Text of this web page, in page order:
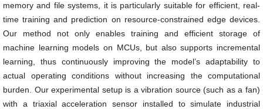
memory and file systems, it is particularly suitable for efficient, real-
time training and prediction on resource-constrained edge devices.
Our method not only enables training and efficient storage of
machine learning models on MCUs, but also supports incremental
learning, thus continuously improving the model’s adaptability to
actual operating conditions without increasing the computational
burden. Our experimental setup is a vibration source (such as a fan)
with a triaxial acceleration sensor installed to simulate industrial